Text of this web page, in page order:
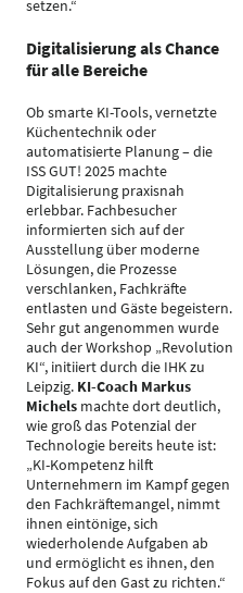
setzen.“
Digitalisierung als Chance
für alle Bereiche
Ob smarte KI-Tools, vernetzte
Küchentechnik oder
automatisierte Planung – die
ISS GUT! 2025 machte
Digitalisierung praxisnah
erlebbar. Fachbesucher
informierten sich auf der
Ausstellung über moderne
Lösungen, die Prozesse
verschlanken, Fachkräfte
entlasten und Gäste begeistern.
Sehr gut angenommen wurde
auch der Workshop „Revolution
KI“, initiiert durch die IHK zu
Leipzig. KI-Coach Markus
Michels machte dort deutlich,
wie groß das Potenzial der
Technologie bereits heute ist:
„KI-Kompetenz hilft
Unternehmern im Kampf gegen
den Fachkräftemangel, nimmt
ihnen eintönige, sich
wiederholende Aufgaben ab
und ermöglicht es ihnen, den
Fokus auf den Gast zu richten.“